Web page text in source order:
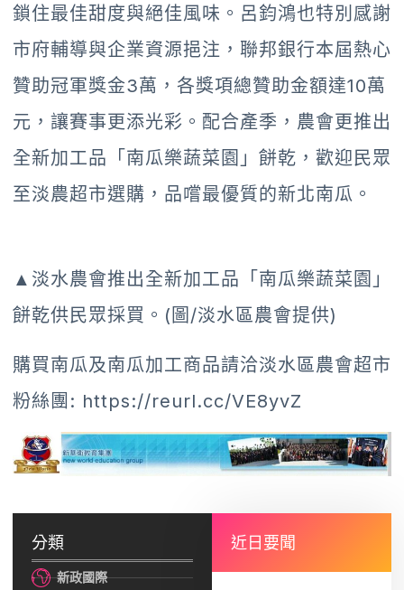
鎖住最佳甜度與絕佳風味。呂鈞鴻也特別感謝
市府輔導與企業資源挹注，聯邦銀行本屆熱心
贊助冠軍獎金3萬，各獎項總贊助金額達10萬
元，讓賽事更添光彩。配合產季，農會更推出
全新加工品「南瓜樂蔬菜園」餅乾，歡迎民眾
至淡農超市選購，品嚐最優質的新北南瓜。
▲淡水農會推出全新加工品「南瓜樂蔬菜園」
餅乾供民眾採買。(圖/淡水區農會提供)
購買南瓜及南瓜加工商品請洽淡水區農會超市
粉絲團: https://reurl.cc/VE8yvZ
分類
新政國際
近日要聞